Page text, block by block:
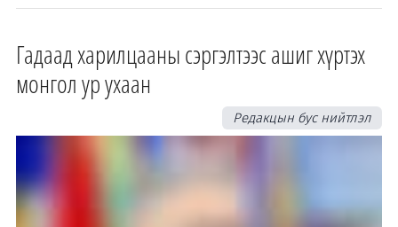
Гадаад харилцааны сэргэлтээс ашиг хүртэх
монгол ур ухаан
Редакцын бус нийтлэл